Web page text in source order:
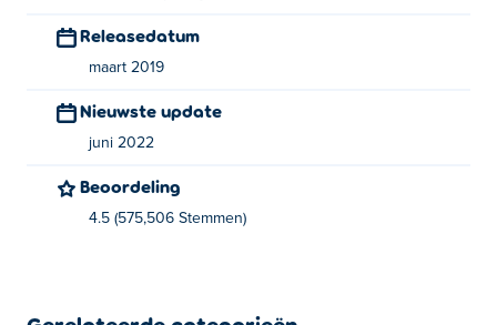
Releasedatum
maart 2019
Nieuwste update
juni 2022
Beoordeling
4.5 (575,506 Stemmen)